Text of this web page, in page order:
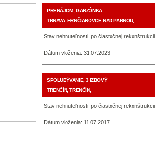
PRENÁJOM, GARZÓNKA
TRNAVA, HRNČIAROVCE NAD PARNOU,
Stav nehnuteľnosti: po čiastočnej rekonštrukcii
Dátum vloženia: 31.07.2023
SPOLUBÝVANIE, 3 IZBOVÝ
TRENČÍN, TRENČÍN,
Stav nehnuteľnosti: po čiastočnej rekonštrukcii
Dátum vloženia: 11.07.2017